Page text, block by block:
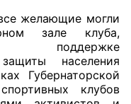
желающие могли
зале клуба,
поддержке
населения
Губернаторской
клубов